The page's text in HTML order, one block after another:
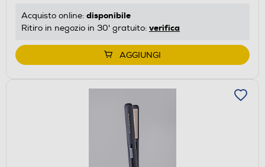
Acquisto online: disponibile
Ritiro in negozio in 30' gratuito: verifica
AGGIUNGI